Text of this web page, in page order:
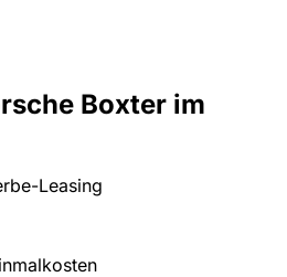
Boxter im
Leasing